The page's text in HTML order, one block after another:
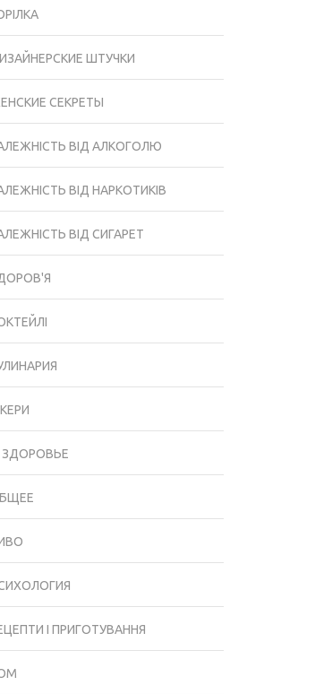
ШТУЧКИ
СЕКРЕТЫ
ВІД АЛКОГОЛЮ
ВІД НАРКОТИКІВ
ВІД СИГАРЕТ
І ПРИГОТУВАННЯ